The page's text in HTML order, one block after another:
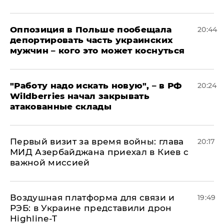
Оппозиция в Польше пообещала
депортировать часть украинских
мужчин – кого это может коснуться
20:44
"Работу надо искать новую", – в РФ
Wildberries начал закрывать
атакованные склады
20:24
Первый визит за время войны: глава
МИД Азербайджана приехал в Киев с
важной миссией
20:17
Воздушная платформа для связи и
РЭБ: в Украине представили дрон
Highline-T
19:49